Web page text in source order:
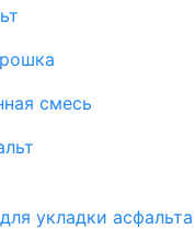
смесь
укладки асфальта